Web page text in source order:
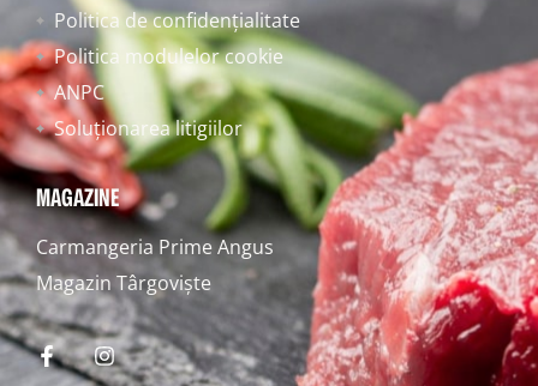
Politica de confidențialitate
Politica modulelor cookie
ANPC
Soluționarea litigiilor
MAGAZINE
Carmangeria Prime Angus
Magazin Târgoviște